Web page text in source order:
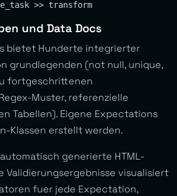
und Data Docs
bietet Hunderte integrierter
grundlegenden (not null, unique,
fortgeschrittenen
Muster, referenzielle
Tabellen). Eigene Expectations
Klassen erstellt werden.
generierte HTML-
Validierungsergebnisse visualisiert
fuer jede Expectation,